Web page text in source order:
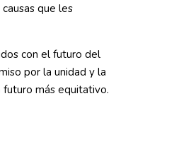
que les
con el futuro del
por la unidad y la
futuro más equitativo.